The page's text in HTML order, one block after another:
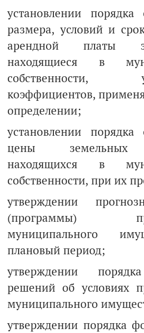
установлении порядка
размера, условий и
арендной платы
находящиеся в
собственности,
коэффициентов,
определении;
установлении порядка
цены земельных
находящихся в
собственности, при их
утверждении
(программы)
муниципального
плановый период;
утверждении
решений об условиях
муниципального
утверждении порядка